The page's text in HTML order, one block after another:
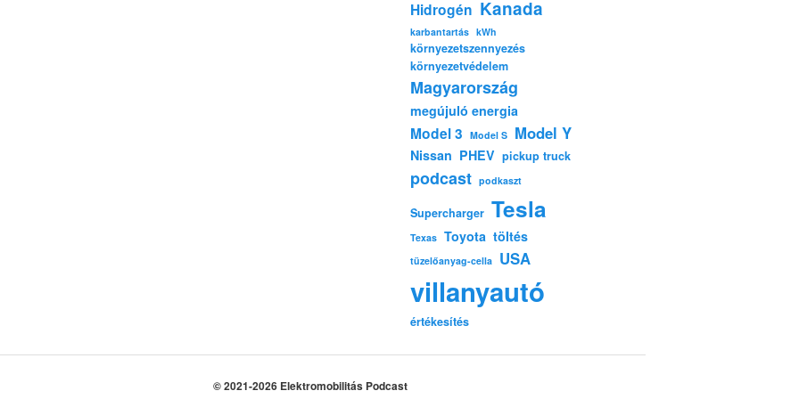
Hidrogén Kanada
karbantartás kWh
környezetszennyezés
környezetvédelem
Magyarország
megújuló energia
Model 3 Model S Model Y
Nissan PHEV pickup truck
podcast podkaszt
Supercharger Tesla
Texas Toyota töltés
tüzelőanyag-cella USA
villanyautó
értékesítés
© 2021-2026 Elektromobilitás Podcast